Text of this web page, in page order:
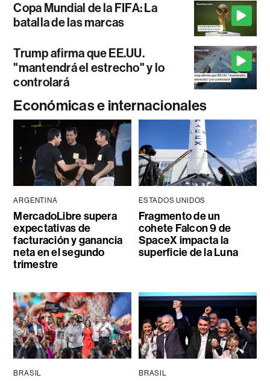
Copa Mundial de la FIFA: La
batalla de las marcas
Trump afirma que EE.UU.
"mantendrá el estrecho" y lo
controlará
Económicas e internacionales
ARGENTINA
MercadoLibre supera
expectativas de
facturación y ganancia
neta en el segundo
trimestre
ESTADOS UNIDOS
Fragmento de un
cohete Falcon 9 de
SpaceX impacta la
superficie de la Luna
BRASIL BRASIL